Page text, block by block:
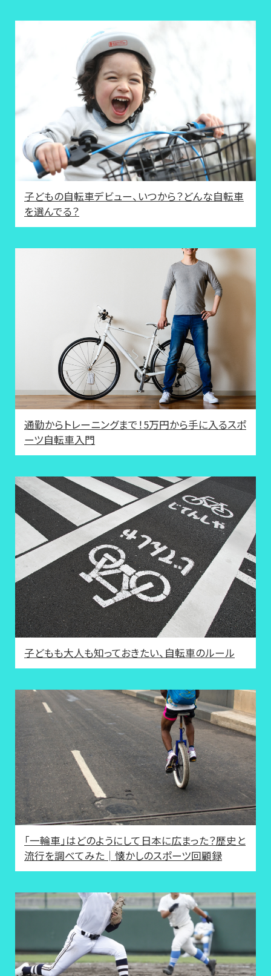
子どもの自転車デビュー、いつから？どんな自転車
を選んでる？
通勤からトレーニングまで！5万円から手に入るスポ
ーツ自転車入門
子どもも大人も知っておきたい、自転車のルール
「一輪車」はどのようにして日本に広まった？歴史と
流行を調べてみた│懐かしのスポーツ回顧録